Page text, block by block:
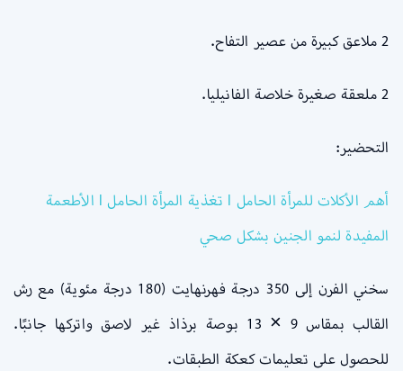
2 ملاعق كبيرة من عصير التفاح.
2 ملعقة صغيرة خلاصة الفانيليا.
التحضير:
أهم الأكلات للمرأة الحامل l تغذية المرأة الحامل l الأطعمة
المفيدة لنمو الجنين بشكل صحي
سخني الفرن إلى 350 درجة فهرنهايت (180 درجة مئوية) مع رش
القالب بمقاس 9 × 13 بوصة برذاذ غير لاصق واتركها جانبًا.
للحصول على تعليمات كعكة الطبقات.